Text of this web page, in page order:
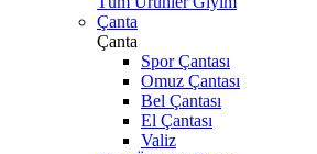
Çanta
Çanta
Spor Çantası
Omuz Çantası
Bel Çantası
El Çantası
Valiz